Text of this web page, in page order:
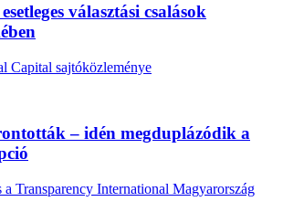
választási csalások
Capital sajtóközleménye
– idén megduplázódik a
Transparency International Magyarország